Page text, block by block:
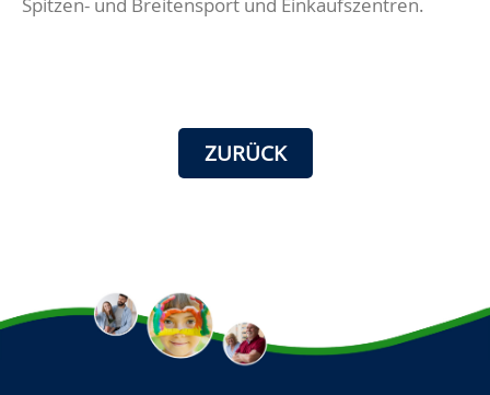
ZURÜCK